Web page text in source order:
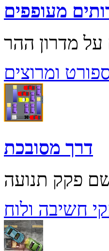
מעופפים
ומרוצים
דרך מסובכת
חשיבה ולוח